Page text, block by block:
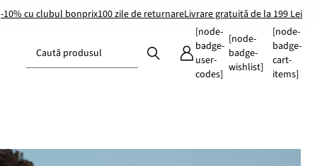
-10% cu clubul bonprix100 zile de returnareLivrare gratuită de la 199 Lei
Caută produsul
[node-
badge-
user-
codes]
[node-
badge-
wishlist]
[node-
badge-
cart-
items]